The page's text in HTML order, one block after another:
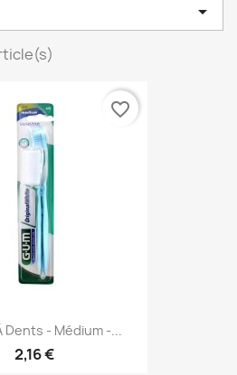

Dents - Médium -...
2,16 €
favorite_border